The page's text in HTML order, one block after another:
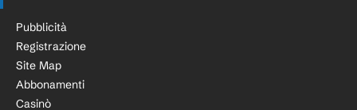
Pubblicità
Registrazione
Site Map
Abbonamenti
Casinò